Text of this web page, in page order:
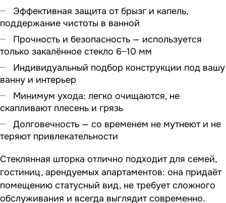
Эффективная защита от брызг и капель,
поддержание чистоты в ванной
Прочность и безопасность — используется
только закалённое стекло 6–10 мм
Индивидуальный подбор конструкции под вашу
ванну и интерьер
Минимум ухода: легко очищаются, не
скапливают плесень и грязь
Долговечность — со временем не мутнеют и не
теряют привлекательности
Стеклянная шторка отлично подходит для семей,
гостиниц, арендуемых апартаментов: она придаёт
помещению статусный вид, не требует сложного
обслуживания и всегда выглядит современно.